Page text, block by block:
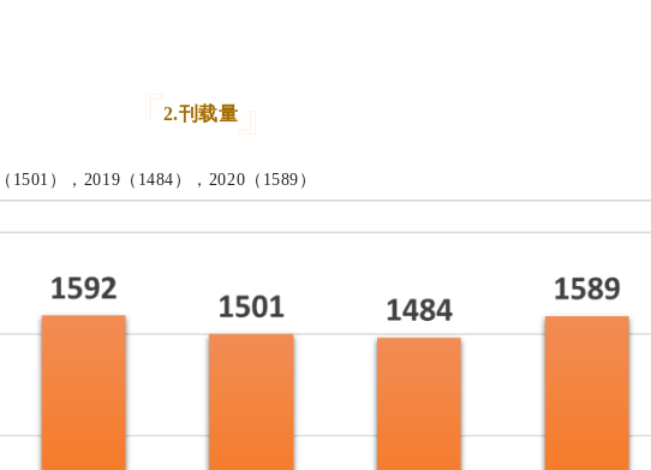
2.刊载量
），2019（1484），2020（1589）